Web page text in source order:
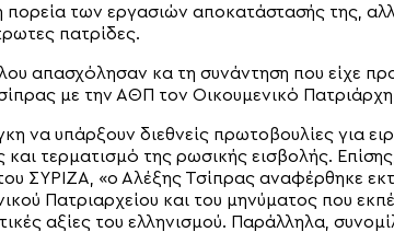
των εργασιών αποκατάστασής της,
πατρίδες.
απασχόλησαν κα τη συνάντηση που είχε
με την ΑΘΠ τον Οικουμενικό
να υπάρξουν διεθνείς πρωτοβουλίες για
και τερματισμό της ρωσικής εισβολής.
ΣΥΡΙΖΑ, «ο Αλέξης Τσίπρας αναφέρθηκε
Πατριαρχείου και του μηνύματος που
αξίες του ελληνισμού. Παράλληλα,